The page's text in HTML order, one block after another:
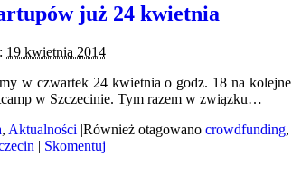
już 24 kwietnia
19 kwietnia 2014
w czwartek 24 kwietnia o godz. 18 na kolejne
w Szczecinie. Tym razem w związku…
, Aktualności |Również otagowano crowdfunding,
| Skomentuj